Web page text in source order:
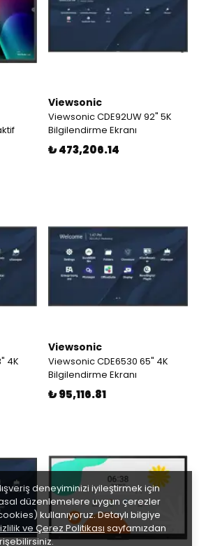
deneyiminizi iyileştirmek için
düzenlemelere uygun çerezler
kullanıyoruz. Detaylı bilgiye
ve Çerez Politikası sayfamızdan
Viewsonic
Viewsonic CDE92UW 92" 5K
Bilgilendirme Ekranı
₺ 473,206.14
4K
Viewsonic
Viewsonic CDE6530 65" 4K
Bilgilendirme Ekranı
₺ 95,116.81